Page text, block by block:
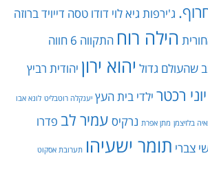
ג'ירפות גיא לוי דודו טסה דייויד ברוזה
הילה רוח התקווה 6
חווה
שהעולם גדול יהוא ירון יהודית רביץ
יוני רכטר ילדי בית העץ יענקלה רוטבליט לונא אבו
בלזיצמן מתן אפרת נרקיס עמיר לב פדרו
צברי תומר ישעיהו תערובת אסקוט